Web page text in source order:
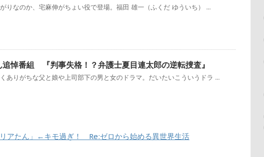
りなのか、宅麻伸がちょい役で登場。福田 雄一（ふくだ ゆういち） ...
追悼番組 『判事失格！？弁護士夏目連太郎の逆転捜査』
ありがちな父と娘や上司部下の男と女のドラマ。だいたいこういうドラ ...
アたん」←キモ過ぎ！ Re:ゼロから始める異世界生活